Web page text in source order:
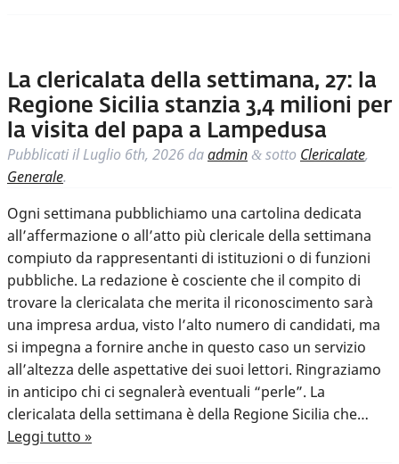
La clericalata della settimana, 27: la
Regione Sicilia stanzia 3,4 milioni per
la visita del papa a Lampedusa
Pubblicati ilLuglio 6th, 2026 daadmin & sotto Clericalate,
Generale.
Ogni settimana pubblichiamo una cartolina dedicata
all’affermazione o all’atto più clericale della settimana
compiuto da rappresentanti di istituzioni o di funzioni
pubbliche. La redazione è cosciente che il compito di
trovare la clericalata che merita il riconoscimento sarà
una impresa ardua, visto l’alto numero di candidati, ma
si impegna a fornire anche in questo caso un servizio
all’altezza delle aspettative dei suoi lettori. Ringraziamo
in anticipo chi ci segnalerà eventuali “perle”. La
clericalata della settimana è della Regione Sicilia che…
Leggi tutto »